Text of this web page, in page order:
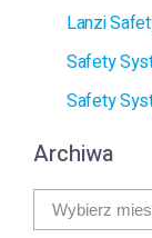
Lanzi
Safety
Safety
Archiwa
Archiwa